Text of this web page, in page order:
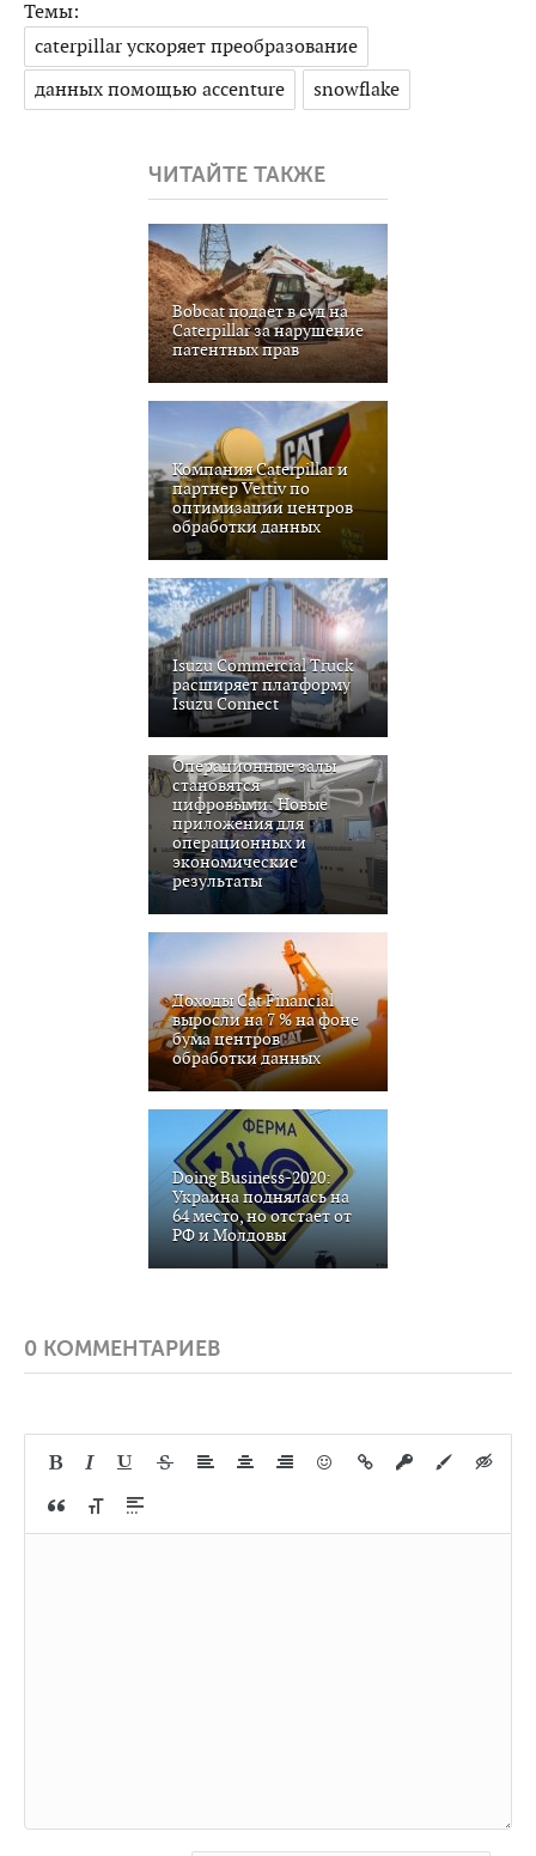
Темы:
caterpillar ускоряет преобразование
данных помощью accenture
snowflake
ЧИТАЙТЕ ТАКЖЕ
Bobcat подает в суд на
Caterpillar за нарушение
патентных прав
Компания Caterpillar и
партнер Vertiv по
оптимизации центров
обработки данных
Isuzu Commercial Truck
расширяет платформу
Isuzu Connect
Операционные залы
становятся
цифровыми: Новые
приложения для
операционных и
экономические
результаты
Доходы Cat Financial
выросли на 7 % на фоне
бума центров
обработки данных
Doing Business-2020:
Украина поднялась на
64 место, но отстает от
РФ и Молдовы
0 КОММЕНТАРИЕВ